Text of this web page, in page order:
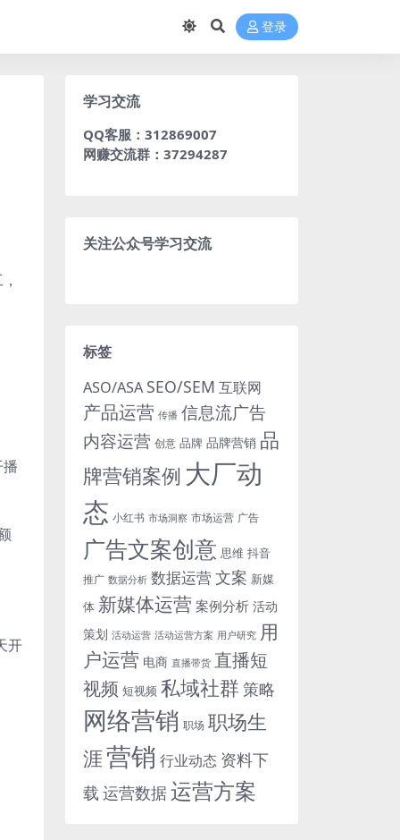
登录
开
学习交流
QQ客服：312869007
网赚交流群：37294287
关注公众号学习交流
标签
ASO/ASA SEO/SEM 互联网
产品运营 传播 信息流广告
内容运营 创意 品牌 品牌营销 品
牌营销案例 大厂动
态 小红书 市场洞察 市场运营 广告
广告文案创意 思维 抖音
推广 数据分析 数据运营文案 新媒
体 新媒体运营 案例分析 活动
策划 活动运营 活动运营方案 用户研究 用
户运营 电商 直播带货 直播短
视频 短视频 私域社群 策略
网络营销 职场 职场生
涯营销 行业动态 资料下
载 运营数据运营方案